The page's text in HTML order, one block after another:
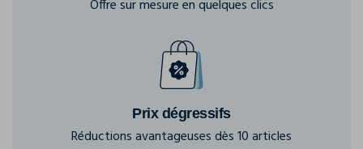
Offre sur mesure en quelques clics
Prix dégressifs
Réductions avantageuses dès 10 articles